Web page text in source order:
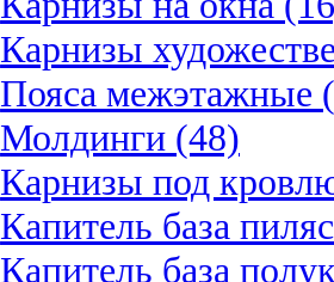
Карнизы
Пояса межэтажные
Молдинги (48)
Карнизы под
Капитель база
Капитель база